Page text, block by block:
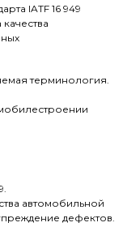
IATF 16 949
терминология.
автомобильной
дефектов.